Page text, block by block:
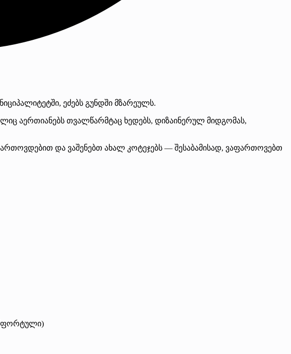
ეძებს გუნდში მზარეულს.
აერთიანებს თვალწარმტაც ხედებს, დიზაინერულ მიდგომას,
და ვაშენებთ ახალ კოტეჯებს — შესაბამისად, ვაფართოვებთ